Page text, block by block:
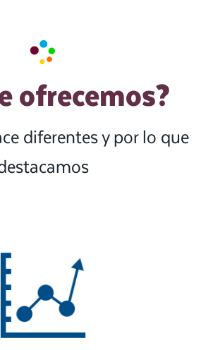
ofrecemos?
diferentes y por lo que